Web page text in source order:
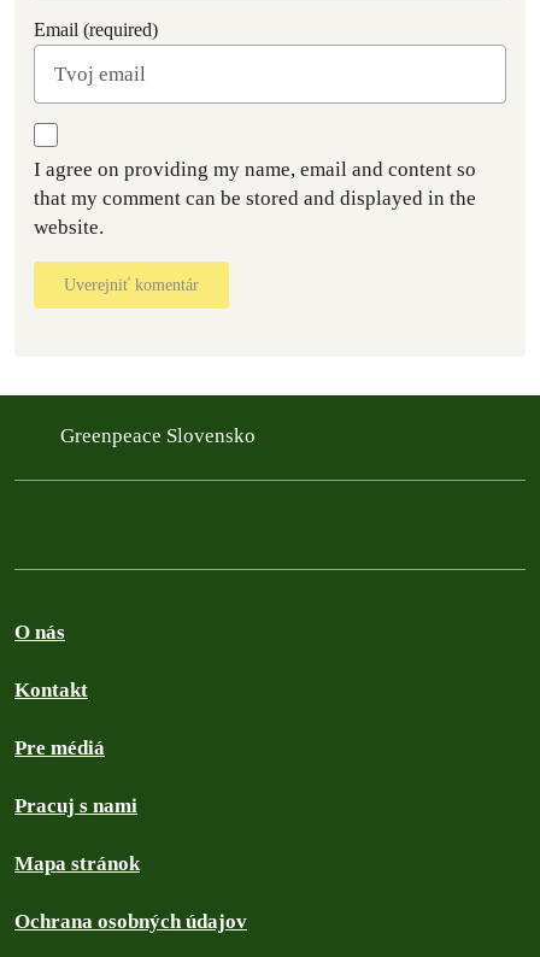
Email (required)
I agree on providing my name, email and content so
that my comment can be stored and displayed in the
website.
Uverejniť komentár
Greenpeace Slovensko
O nás
Kontakt
Pre médiá
Pracuj s nami
Mapa stránok
Ochrana osobných údajov